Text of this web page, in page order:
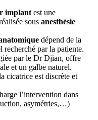
implant est une
sous anesthésie
dépend de la
par la patiente.
par le Dr Djian, offre
et un galbe naturel.
cicatrice est discrète et
l’intervention dans
asymétries,…)